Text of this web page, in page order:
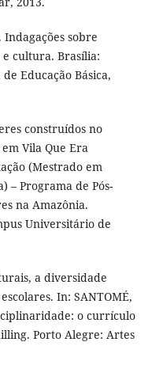
Indagações sobre
cultura. Brasília:
Educação Básica,
construídos no
Vila Que Era
(Mestrado em
– Programa de Pós-
na Amazônia.
Universitário de
a diversidade
In: SANTOMÉ,
o currículo
Porto Alegre: Artes